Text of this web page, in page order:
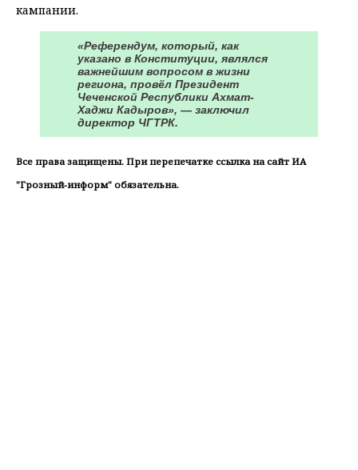
кампании.
«Референдум, который, как
указано в Конституции, являлся
важнейшим вопросом в жизни
региона, провёл Президент
Чеченской Республики Ахмат-
Хаджи Кадыров», — заключил
директор ЧГТРК.
Все права защищены. При перепечатке ссылка на сайт ИА
"Грозный-информ" обязательна.